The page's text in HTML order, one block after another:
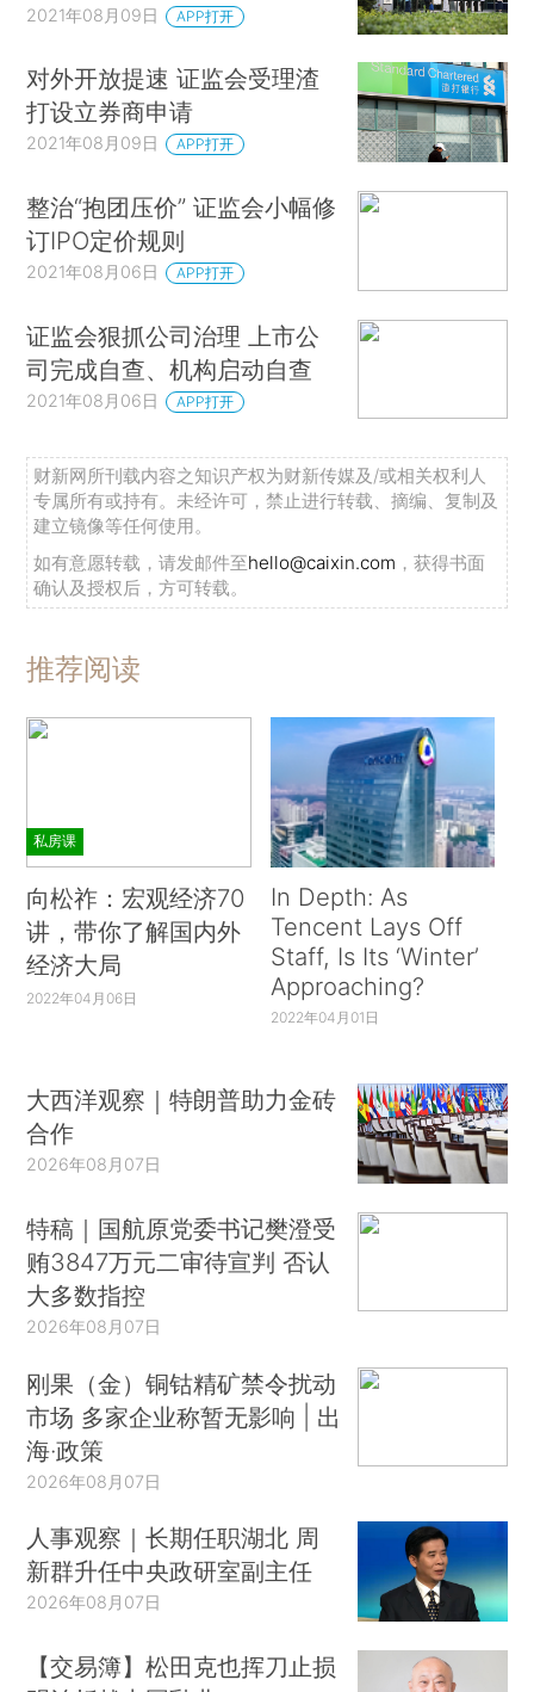
2021年08月09日 APP打开
对外开放提速 证监会受理渣
打设立券商申请
2021年08月09日 APP打开
整治“抱团压价” 证监会小幅修
订IPO定价规则
2021年08月06日 APP打开
证监会狠抓公司治理 上市公
司完成自查、机构启动自查
2021年08月06日 APP打开
财新网所刊载内容之知识产权为财新传媒及/或相关权利人
专属所有或持有。未经许可，禁止进行转载、摘编、复制及
建立镜像等任何使用。
如有意愿转载，请发邮件至hello@caixin.com ，获得书面
确认及授权后，方可转载。
推荐阅读
私房课
向松祚：宏观经济70
讲，带你了解国内外
经济大局
2022年04月06日
In Depth: As
Tencent Lays Off
Staff, Is Its ‘Winter’
Approaching?
2022年04月01日
大西洋观察｜特朗普助力金砖
合作
2026年08月07日
特稿｜国航原党委书记樊澄受
贿3847万元二审待宣判 否认
大多数指控
2026年08月07日
刚果（金）铜钴精矿禁令扰动
市场 多家企业称暂无影响 | 出
海·政策
2026年08月07日
人事观察｜长期任职湖北 周
新群升任中央政研室副主任
2026年08月07日
【交易簿】松田克也挥刀止损